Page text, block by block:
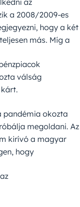
a 2008/2009-es
hogy a két
más. Míg a
válság
pandémia okozta
megoldani. Az
kirívó a magyar
hogy